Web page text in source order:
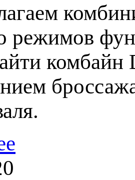
режимов
комбайн